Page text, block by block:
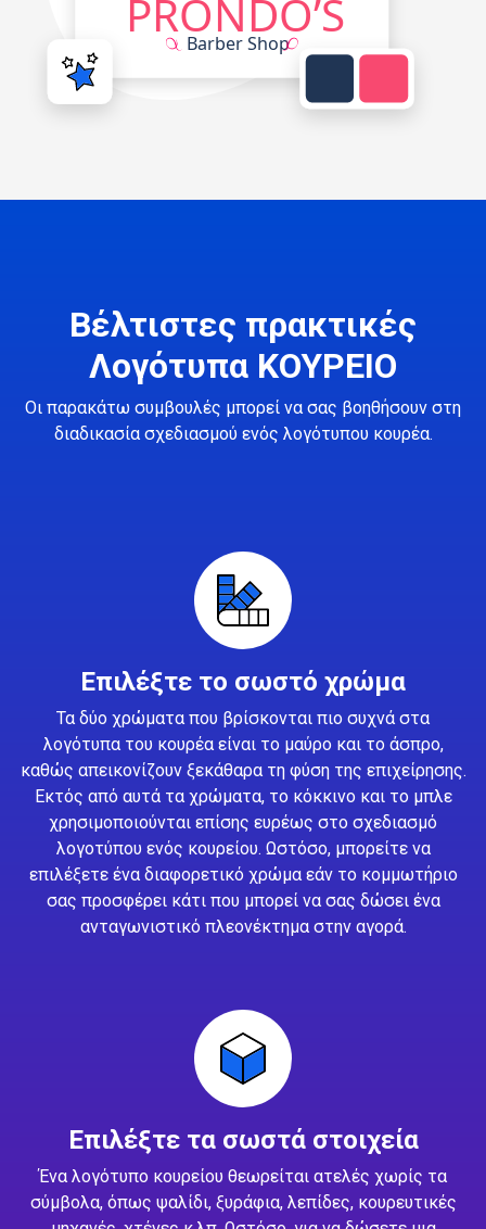
Βέλτιστες πρακτικές
Λογότυπα ΚΟΥΡΕΙΟ
Οι παρακάτω συμβουλές μπορεί να σας βοηθήσουν στη
διαδικασία σχεδιασμού ενός λογότυπου κουρέα.
Επιλέξτε το σωστό χρώμα
Τα δύο χρώματα που βρίσκονται πιο συχνά στα
λογότυπα του κουρέα είναι το μαύρο και το άσπρο,
καθώς απεικονίζουν ξεκάθαρα τη φύση της επιχείρησης.
Εκτός από αυτά τα χρώματα, το κόκκινο και το μπλε
χρησιμοποιούνται επίσης ευρέως στο σχεδιασμό
λογοτύπου ενός κουρείου. Ωστόσο, μπορείτε να
επιλέξετε ένα διαφορετικό χρώμα εάν το κομμωτήριο
σας προσφέρει κάτι που μπορεί να σας δώσει ένα
ανταγωνιστικό πλεονέκτημα στην αγορά.
Επιλέξτε τα σωστά στοιχεία
Ένα λογότυπο κουρείου θεωρείται ατελές χωρίς τα
σύμβολα, όπως ψαλίδι, ξυράφια, λεπίδες, κουρευτικές